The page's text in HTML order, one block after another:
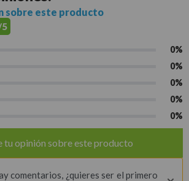
sobre este producto
0%
0%
0%
0%
0%
tu opinión sobre este producto
comentarios, ¿quieres ser el primero